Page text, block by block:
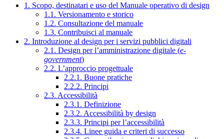
1. Scopo, destinatari e uso del Manuale operativo di design
1.1. Versionamento e storico
1.2. Consultazione del manuale
1.3. Contribuisci al manuale
2. Introduzione al design per i servizi pubblici digitali
2.1. Design per l’amministrazione digitale (e-
government)
2.2. L’approccio progettuale
2.2.1. Buone pratiche
2.2.2. Principi
2.3. Accessibilità
2.3.1. Definizione
2.3.2. Accessibilità by design
2.3.3. Principi per l’accessibilità
2.3.4. Linee guida e criteri di successo